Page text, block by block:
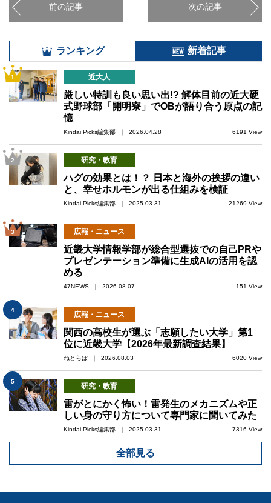
前の記事 次の記事
ランキング 新着記事
1 近大人
厳しい特訓も良い思い出!? 解体目前の近大硬
式野球部「開明寮」でOBが語り合う原点の記
憶
Kindai Picks編集部 ｜ 2026.04.28 6191 View
2 研究・教育
ハグの効果とは！？ 日本と海外の挨拶の違い
と、幸せホルモンが出る仕組みを検証
Kindai Picks編集部 ｜ 2025.03.31 21269 View
3 広報・ニュース
近畿大学情報学部が総合型選抜での自己PRや
プレゼンテーション準備に生成AIの活用を認
める
47NEWS ｜ 2026.08.07 151 View
4
広報・ニュース
関西の高校生が選ぶ「志願したい大学」第1
位に近畿大学【2026年最新調査結果】
ねとらぼ ｜ 2026.08.03 6020 View
5
研究・教育
雷がとにかく怖い！雷発生のメカニズムや正
しい身の守り方について専門家に聞いてみた
Kindai Picks編集部 ｜ 2025.03.31 7316 View
全部見る